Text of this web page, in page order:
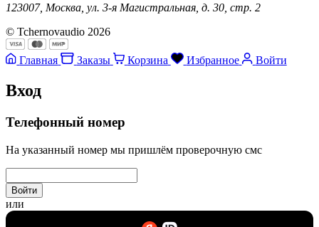
123007, Москва, ул. 3-я Магистральная, д. 30, стр. 2
© Tchernovaudio 2026
Главная Заказы Корзина Избранное Войти
Вход
Телефонный номер
На указанный номер мы пришлём проверочную смс
Войти
или